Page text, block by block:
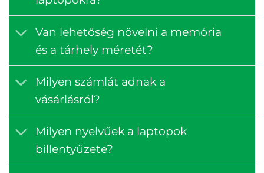
Van lehetőség növelni a memória
és a tárhely méretét?
Milyen számlát adnak a
vásárlásról?
Milyen nyelvűek a laptopok
billentyűzete?